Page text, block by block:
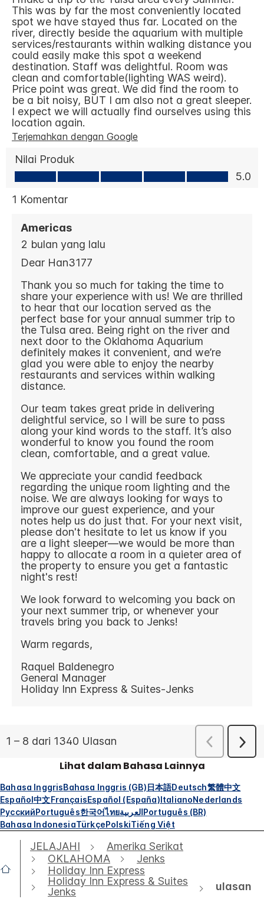
Lihat dalam Bahasa Lainnya
Bahasa InggrisBahasa Inggris (GB)日本語Deutsch繁體中文
Español中文FrançaisEspañol (España)ItalianoNederlands
РусскийPortuguês한국어ไทยالعربيةPortuguês (BR)
Bahasa IndonesiaTürkçePolskiTiếng Việt
JELAJAHI
Amerika Serikat
OKLAHOMA
Jenks
Holiday Inn Express
Holiday Inn Express & Suites
Jenks
ulasan